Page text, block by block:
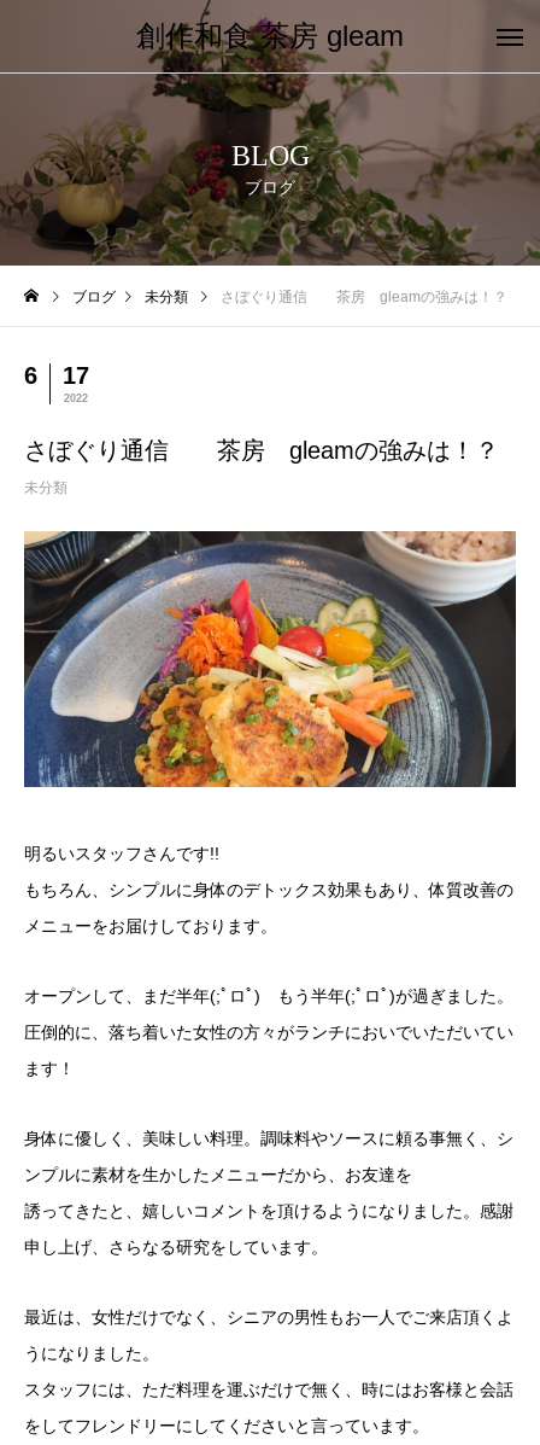
創作和食 茶房 gleam
BLOG
ブログ
ブログ 未分類 さぼぐり通信 茶房 gleamの強みは！？
6 17
2022
さぼぐり通信 茶房 gleamの強みは！？
未分類
明るいスタッフさんです!!
もちろん、シンプルに身体のデトックス効果もあり、体質改善の
メニューをお届けしております。
オープンして、まだ半年(;ﾟロﾟ) もう半年(;ﾟロﾟ)が過ぎました。
圧倒的に、落ち着いた女性の方々がランチにおいでいただいてい
ます！
身体に優しく、美味しい料理。調味料やソースに頼る事無く、シ
ンプルに素材を生かしたメニューだから、お友達を
誘ってきたと、嬉しいコメントを頂けるようになりました。感謝
申し上げ、さらなる研究をしています。
最近は、女性だけでなく、シニアの男性もお一人でご来店頂くよ
うになりました。
スタッフには、ただ料理を運ぶだけで無く、時にはお客様と会話
をしてフレンドリーにしてくださいと言っています。